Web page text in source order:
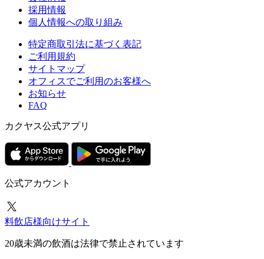
採用情報
個人情報への取り組み
特定商取引法に基づく表記
ご利用規約
サイトマップ
オフィスでご利用のお客様へ
お知らせ
FAQ
カクヤス公式アプリ
公式アカウント
料飲店様向けサイト
20歳未満の飲酒は法律で禁止されています